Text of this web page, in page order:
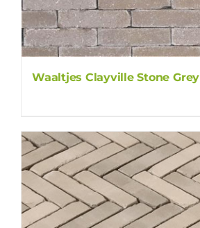
Waaltjes Clayville Stone Grey